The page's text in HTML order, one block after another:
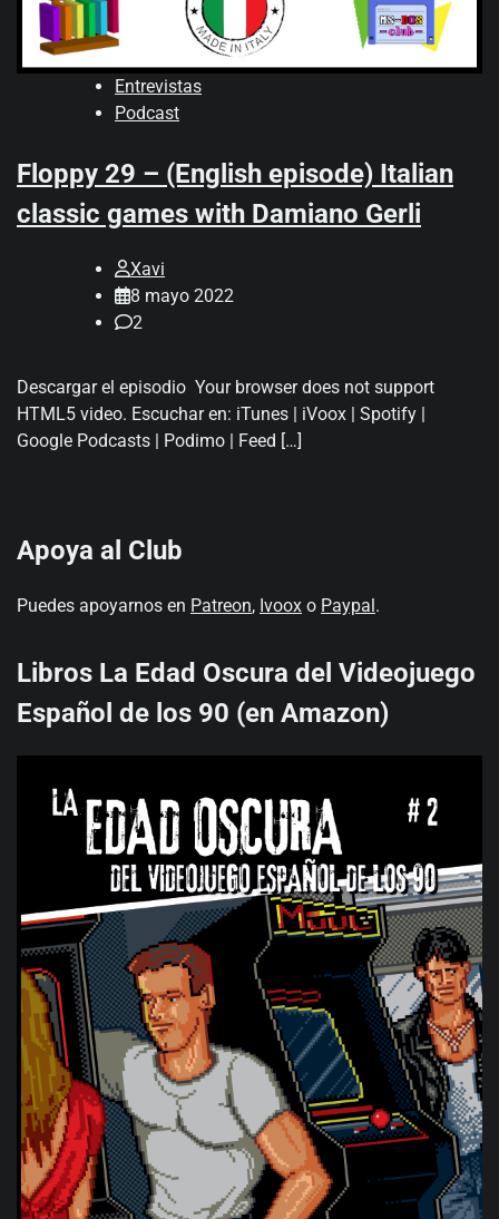
Entrevistas
Podcast
Floppy 29 – (English episode) Italian
classic games with Damiano Gerli
Xavi
8 mayo 2022
2
Descargar el episodio Your browser does not support
HTML5 video. Escuchar en: iTunes | iVoox | Spotify |
Google Podcasts | Podimo | Feed […]
Apoya al Club
Puedes apoyarnos en Patreon, Ivoox o Paypal.
Libros La Edad Oscura del Videojuego
Español de los 90 (en Amazon)